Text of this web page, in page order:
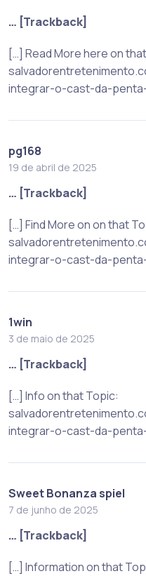
… [Trackback]
[…] Read More here on
integrar-o-cast-da-
pg168
19 de abril de 2025
… [Trackback]
[…] Find More on on that
integrar-o-cast-da-
1win
3 de maio de 2025
… [Trackback]
[…] Info on that Topic:
integrar-o-cast-da-
Sweet Bonanza spiel
7 de junho de 2025
… [Trackback]
[…] Information on that